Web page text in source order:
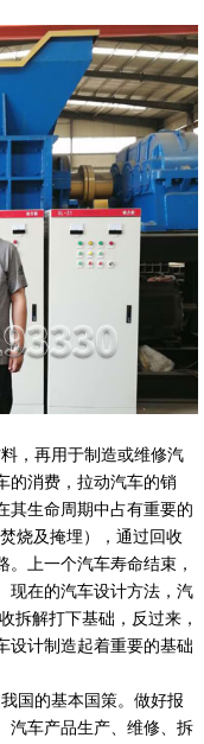
，再用于制造或维修汽
的消费，拉动汽车的销
其生命周期中占有重要的
烧及掩埋），通过回收
上一个汽车寿命结束，
现在的汽车设计方法，汽
拆解打下基础，反过来，
设计制造起着重要的基础
国的基本国策。做好报
汽车产品生产、维修、拆